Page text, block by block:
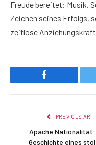
Freude bereitet: Musik.
Zeichen seines Erfolgs,
zeitlose
Facebook
PREVIOUS
Apache Nationalität:
Geschichte eines